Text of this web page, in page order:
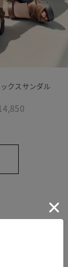
クスサンダル